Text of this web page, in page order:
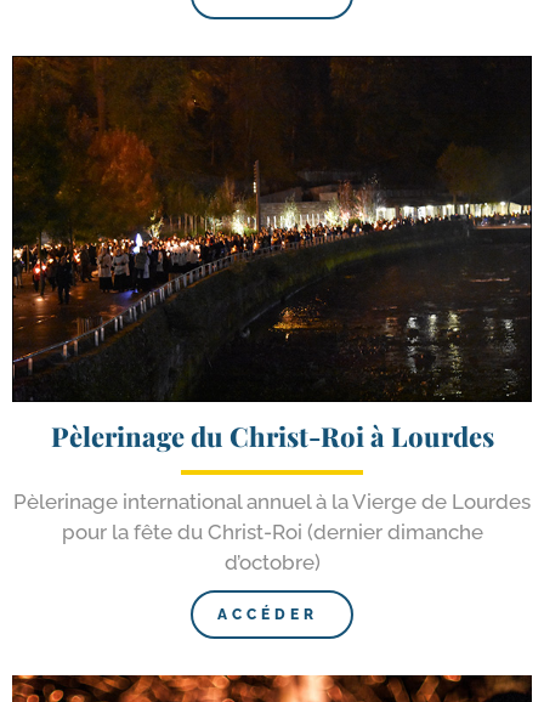
Pèlerinage du Christ-​Roi à Lourdes
Pèlerinage inter­na­tio­nal annuel à la Vierge de Lourdes
pour la fête du Christ-​Roi (der­nier dimanche
d’octobre)
ACCÉDER